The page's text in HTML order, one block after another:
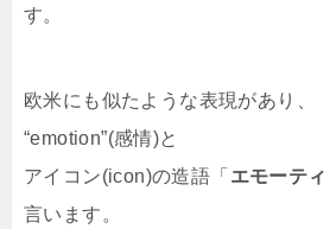
す。
欧米にも似たような表現があり、
“emotion”(感情)と
アイコン(icon)の造語「 エモーテ
言います。